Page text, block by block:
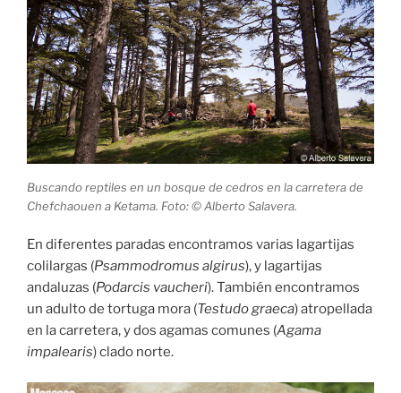
Buscando reptiles en un bosque de cedros en la carretera de
Chefchaouen a Ketama. Foto: © Alberto Salavera.
En diferentes paradas encontramos varias lagartijas
colilargas (Psammodromus algirus), y lagartijas
andaluzas (Podarcis vaucheri). También encontramos
un adulto de tortuga mora (Testudo graeca) atropellada
en la carretera, y dos agamas comunes (Agama
impalearis) clado norte.